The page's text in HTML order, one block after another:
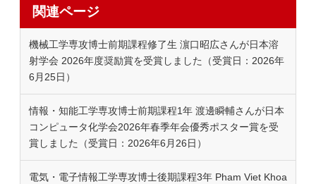
関連ページ
機械工学専攻博士前期課程修了生 濵口昭広さんが日本溶
射学会 2026年度奨励賞を受賞しました（受賞日：2026年
6月25日）
情報・知能工学専攻博士前期課程1年 渡邊瞬輔さんが日本
コンピュータ化学会2026年春季年会優秀ポスター賞を受
賞しました（受賞日：2026年6月26日）
電気・電子情報工学専攻博士後期課程3年 Pham Viet Khoa